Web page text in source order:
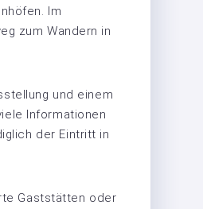
Im
zum Wandern in
und einem
Informationen
der Eintritt in
Gaststätten oder